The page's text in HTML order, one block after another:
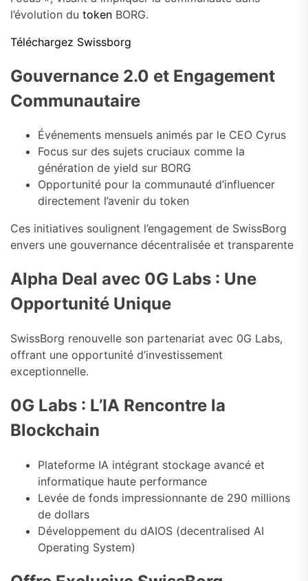
l’évolution du token BORG.
Téléchargez Swissborg
Gouvernance 2.0 et Engagement
Communautaire
Événements mensuels animés par le CEO Cyrus
Focus sur des sujets cruciaux comme la
génération de yield sur BORG
Opportunité pour la communauté d’influencer
directement l’avenir du token
Ces initiatives soulignent l’engagement de SwissBorg
envers une gouvernance décentralisée et transparente
Alpha Deal avec 0G Labs : Une
Opportunité Unique
SwissBorg renouvelle son partenariat avec 0G Labs,
offrant une opportunité d’investissement
exceptionnelle.
0G Labs : L’IA Rencontre la
Blockchain
Plateforme IA intégrant stockage avancé et
informatique haute performance
Levée de fonds impressionnante de 290 millions
de dollars
Développement du dAIOS (decentralised AI
Operating System)